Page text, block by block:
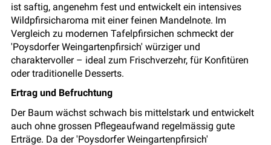
ist saftig, angenehm fest und entwickelt ein intensives
Wildpfirsicharoma mit einer feinen Mandelnote. Im
Vergleich zu modernen Tafelpfirsichen schmeckt der
'Poysdorfer Weingartenpfirsich' würziger und
charaktervoller – ideal zum Frischverzehr, für Konfitüren
oder traditionelle Desserts.
Ertrag und Befruchtung
Der Baum wächst schwach bis mittelstark und entwickelt
auch ohne grossen Pflegeaufwand regelmässig gute
Erträge. Da der 'Poysdorfer Weingartenpfirsich'